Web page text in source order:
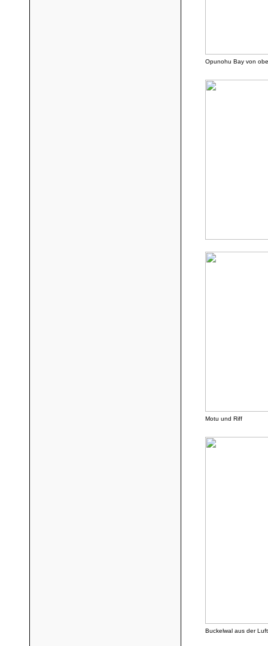
Opunohu Bay von
Motu und Riff
Buckelwal aus der Luft